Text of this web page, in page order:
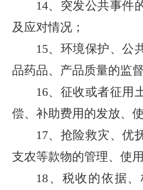
14、突发公共事件
及应对情况；
15、环境保护、公
品药品、产品质量的监
16、征收或者征用
偿、补助费用的发放、
17、抢险救灾、优抚
支农等款物的管理、使
18、税收的依据、